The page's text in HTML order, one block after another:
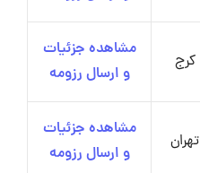
کرج
مشاهده جزئیات
و ارسال رزومه
تهران
مشاهده جزئیات
و ارسال رزومه